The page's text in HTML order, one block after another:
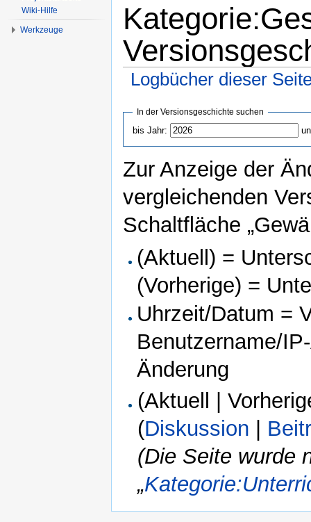
Logbücher dieser
In der Versionsgeschichte suchen
bis Jahr:
Zur Anzeige der
vergleichenden
Schaltfläche
(Aktuell) =
(Vorherige) =
Uhrzeit/Datum =
Benutzername/
Änderung
(Aktuell |
(Diskussion |
(Die Seite wurde
„
Wiki-Hilfe
Werkzeuge